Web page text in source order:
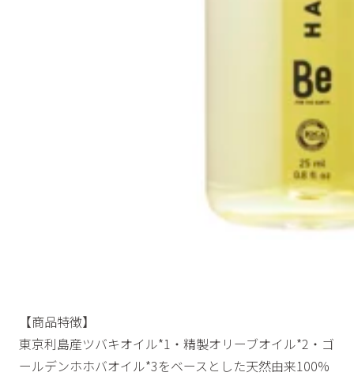
【商品特徴】
東京利島産ツバキオイル*1・精製オリーブオイル*2・ゴ
ールデンホホバオイル*3をベースとした天然由来100%